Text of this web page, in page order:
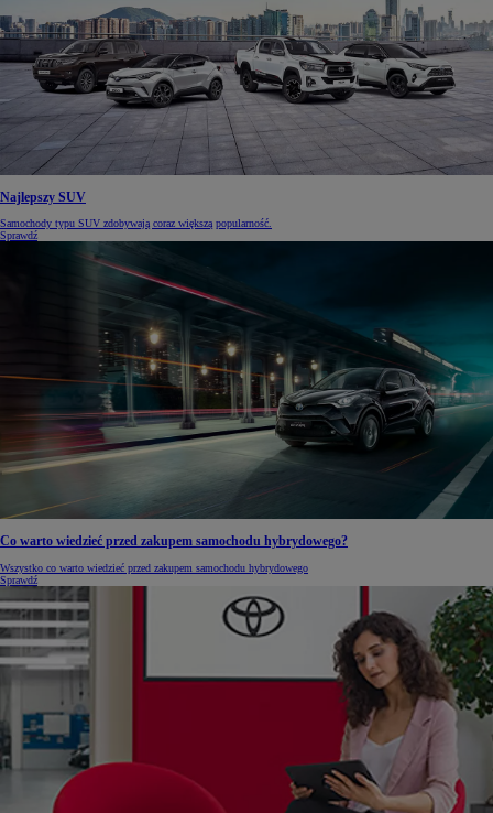
Najlepszy SUV
Samochody typu SUV zdobywają coraz większą popularność.
Sprawdź
Co warto wiedzieć przed zakupem samochodu hybrydowego?
Wszystko co warto wiedzieć przed zakupem samochodu hybrydowego
Sprawdź